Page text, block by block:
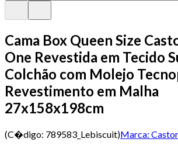
Cama Box Queen Size
One Revestida em Tecido
Colchão com Molejo
Revestimento em Malha
27x158x198cm
(C�digo: 789583_Lebiscuit)Marca: Castor